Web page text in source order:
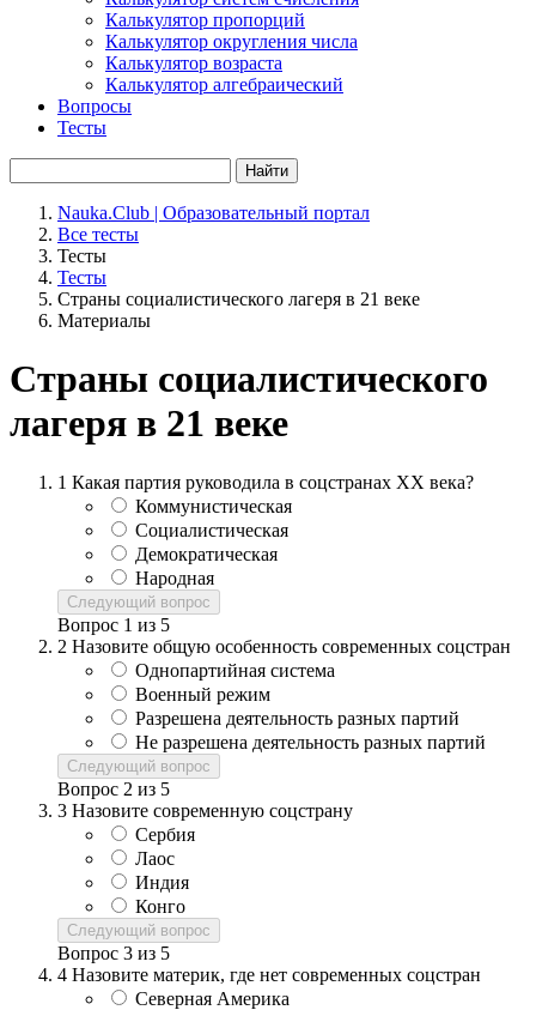
Калькулятор пропорций
Калькулятор округления числа
Калькулятор возраста
Калькулятор алгебраический
Вопросы
Тесты
Найти
Nauka.Club | Образовательный портал
Все тесты
Тесты
Тесты
Страны социалистического лагеря в 21 веке
Материалы
Страны социалистического
лагеря в 21 веке
1 Какая партия руководила в соцстранах ХХ века?
Коммунистическая
Социалистическая
Демократическая
Народная
Следующий вопрос
Вопрос 1 из 5
2 Назовите общую особенность современных соцстран
Однопартийная система
Военный режим
Разрешена деятельность разных партий
Не разрешена деятельность разных партий
Следующий вопрос
Вопрос 2 из 5
3 Назовите современную соцстрану
Сербия
Лаос
Индия
Конго
Следующий вопрос
Вопрос 3 из 5
4 Назовите материк, где нет современных соцстран
Северная Америка